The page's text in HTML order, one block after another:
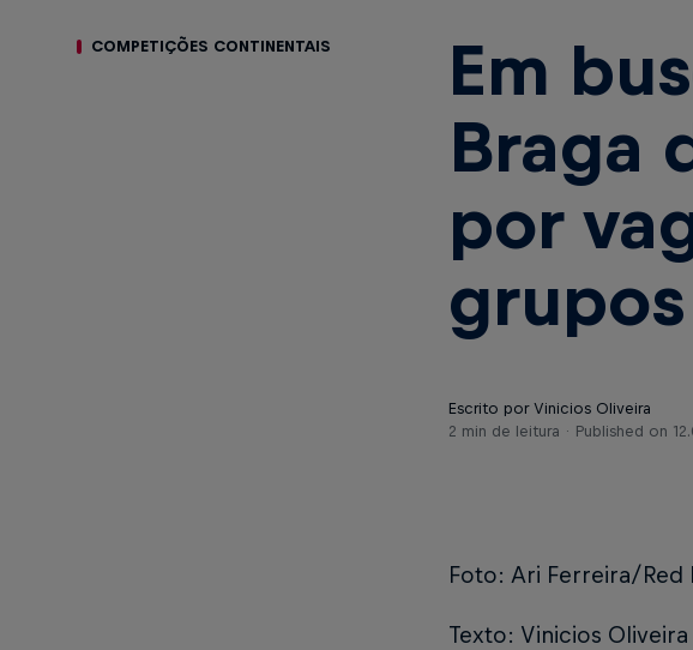
COMPETIÇÕES CONTINENTAIS
Em
Braga
por
Escrito por Vinicios Oliveira
2 min de leitura
Published on
Foto: Ari Ferreira/Red
Texto: Vinicios Oliveira